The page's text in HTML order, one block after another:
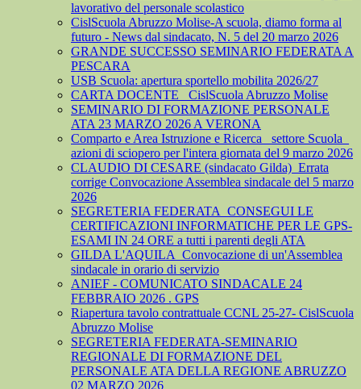
lavorativo del personale scolastico
CislScuola Abruzzo Molise-A scuola, diamo forma al
futuro - News dal sindacato, N. 5 del 20 marzo 2026
GRANDE SUCCESSO SEMINARIO FEDERATA A
PESCARA
USB Scuola: apertura sportello mobilita 2026/27
CARTA DOCENTE_ CislScuola Abruzzo Molise
SEMINARIO DI FORMAZIONE PERSONALE
ATA 23 MARZO 2026 A VERONA
Comparto e Area Istruzione e Ricerca_ settore Scuola_
azioni di sciopero per l'intera giornata del 9 marzo 2026
CLAUDIO DI CESARE (sindacato Gilda)_Errata
corrige Convocazione Assemblea sindacale del 5 marzo
2026
SEGRETERIA FEDERATA_CONSEGUI LE
CERTIFICAZIONI INFORMATICHE PER LE GPS-
ESAMI IN 24 ORE a tutti i parenti degli ATA
GILDA L'AQUILA_Convocazione di un'Assemblea
sindacale in orario di servizio
ANIEF - COMUNICATO SINDACALE 24
FEBBRAIO 2026 . GPS
Riapertura tavolo contrattuale CCNL 25-27- CislScuola
Abruzzo Molise
SEGRETERIA FEDERATA-SEMINARIO
REGIONALE DI FORMAZIONE DEL
PERSONALE ATA DELLA REGIONE ABRUZZO
02 MARZO 2026